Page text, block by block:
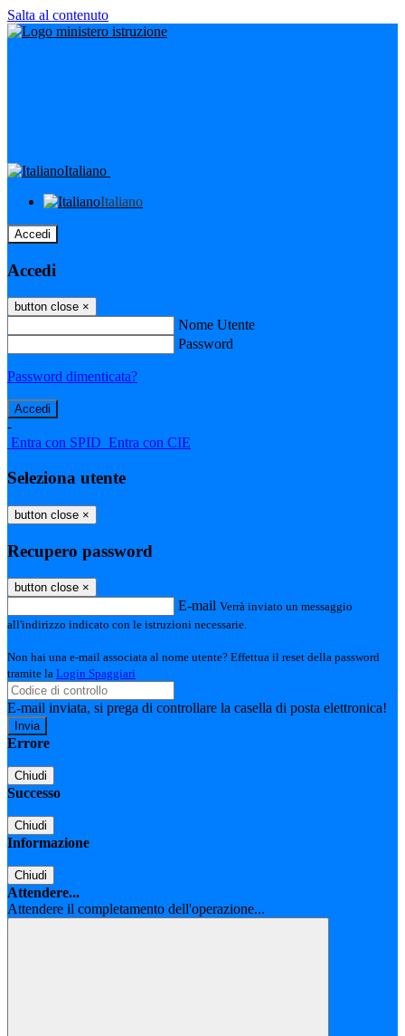
Salta al contenuto
Italiano
Italiano
Accedi
Accedi
button close ×
Nome Utente
Password
Password dimenticata?
-
Entra con SPID Entra con CIE
Seleziona utente
button close ×
Recupero password
button close ×
E-mail Verrà inviato un messaggio
all'indirizzo indicato con le istruzioni necessarie.
Non hai una e-mail associata al nome utente? Effettua il reset della password
tramite la Login Spaggiari
E-mail inviata, si prega di controllare la casella di posta elettronica!
Errore
Chiudi
Successo
Chiudi
Informazione
Chiudi
Attendere...
Attendere il completamento dell'operazione...